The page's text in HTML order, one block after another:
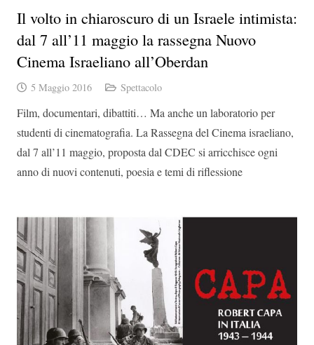
Il volto in chiaroscuro di un Israele intimista:
dal 7 all’11 maggio la rassegna Nuovo
Cinema Israeliano all’Oberdan
5 Maggio 2016 Spettacolo
Film, documentari, dibattiti… Ma anche un laboratorio per
studenti di cinematografia. La Rassegna del Cinema israeliano,
dal 7 all’11 maggio, proposta dal CDEC si arricchisce ogni
anno di nuovi contenuti, poesia e temi di riflessione